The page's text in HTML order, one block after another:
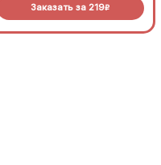
Заказать за 219R